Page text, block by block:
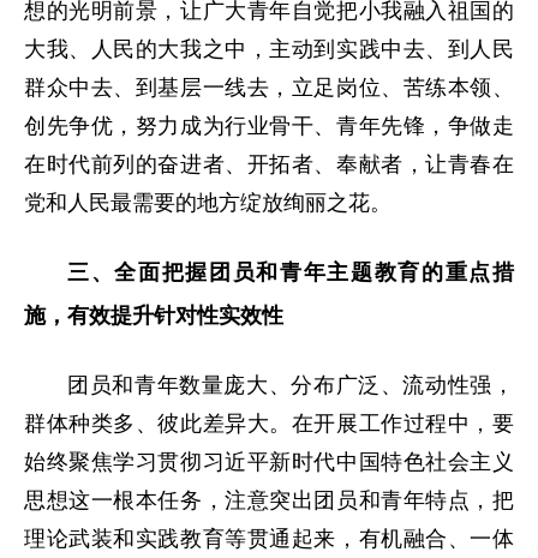
想的光明前景，让广大青年自觉把小我融入祖国的
大我、人民的大我之中，主动到实践中去、到人民
群众中去、到基层一线去，立足岗位、苦练本领、
创先争优，努力成为行业骨干、青年先锋，争做走
在时代前列的奋进者、开拓者、奉献者，让青春在
党和人民最需要的地方绽放绚丽之花。
三、全面把握团员和青年主题教育的重点措
施，有效提升针对性实效性
团员和青年数量庞大、分布广泛、流动性强，
群体种类多、彼此差异大。在开展工作过程中，要
始终聚焦学习贯彻习近平新时代中国特色社会主义
思想这一根本任务，注意突出团员和青年特点，把
理论武装和实践教育等贯通起来，有机融合、一体